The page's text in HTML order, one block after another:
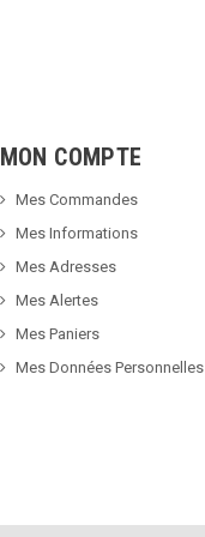
MON COMPTE
Mes Commandes
Mes Informations
Mes Adresses
Mes Alertes
Mes Paniers
Mes Données Personnelles